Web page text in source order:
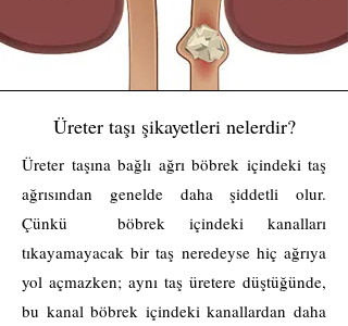
Üreter taşı şikayetleri nelerdir?
Üreter taşına bağlı ağrı böbrek içindeki taş
ağrısından genelde daha şiddetli olur.
Çünkü böbrek içindeki kanalları
tıkayamayacak bir taş neredeyse hiç ağrıya
yol açmazken; aynı taş üretere düştüğünde,
bu kanal böbrek içindeki kanallardan daha